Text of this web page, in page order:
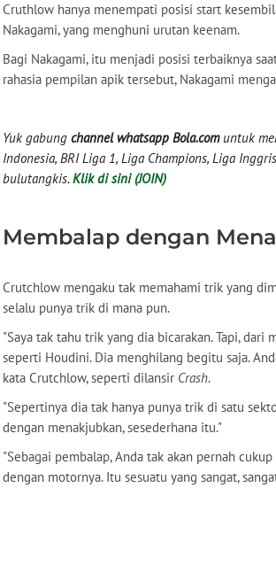
Cruthlow hanya menempati posisi start
Nakagami, yang menghuni urutan keenam.
Bagi Nakagami, itu menjadi posisi terbaiknya
rahasia pempilan apik tersebut, Nakagami
Yuk gabung channel whatsapp Bola.comuntuk
Indonesia, BRI Liga 1, Liga Champions, Liga
bulutangkis. Klik di sini (JOIN)
Membalap dengan
Crutchlow mengaku tak memahami trik yang
selalu punya trik di mana pun.
"Saya tak tahu trik yang dia bicarakan. Tapi, dari
seperti Houdini. Dia menghilang begitu saja.
kata Crutchlow, seperti dilansir Crash.
"Sepertinya dia tak hanya punya trik di satu
dengan menakjubkan, sesederhana itu."
"Sebagai pembalap, Anda tak akan pernah
dengan motornya. Itu sesuatu yang sangat,